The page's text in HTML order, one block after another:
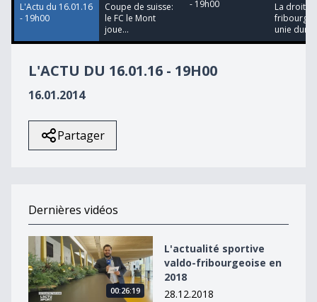
L'Actu du 16.01.16
- 19h00
Coupe de suisse:
le FC le Mont
joue...
- 19h00
La droite
unie
L'ACTU DU 16.01.16 - 19H00
16.01.2014
Partager
Dernières vidéos
L&#039;actualité sportive valdo-fribourgeoise en 2018
00:26:19
L'actualité sportive
valdo-fribourgeoise en
2018
28.12.2018